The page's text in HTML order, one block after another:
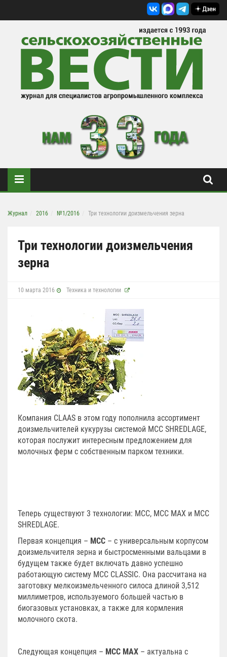
Журнал 2016 №1/2016 Три технологии доизмельчения зерна
Три технологии доизмельчения
зерна
10 марта 2016 Техника и технологии
Компания CLAAS в этом году пополнила ассортимент
доизмельчителей кукурузы системой MCC SHREDLAGE,
которая послужит интересным предложением для
молочных ферм с собственным парком техники.
Теперь существуют 3 технологии: MCC, MCC MAX и MCC
SHREDLAGE.
Первая концепция – MCC – с универсальным корпусом
доизмельчителя зерна и быстросменными вальцами в
будущем также будет включать давно успешно
работающую систему MCC CLASSIC. Она рассчитана на
заготовку мелкоизмельченного силоса длиной 3,5­12
миллиметров, используемого большей частью в
биогазовых установках, а также для кормления
молочного скота.
Следующая концепция – MCC MAX – актуальна с